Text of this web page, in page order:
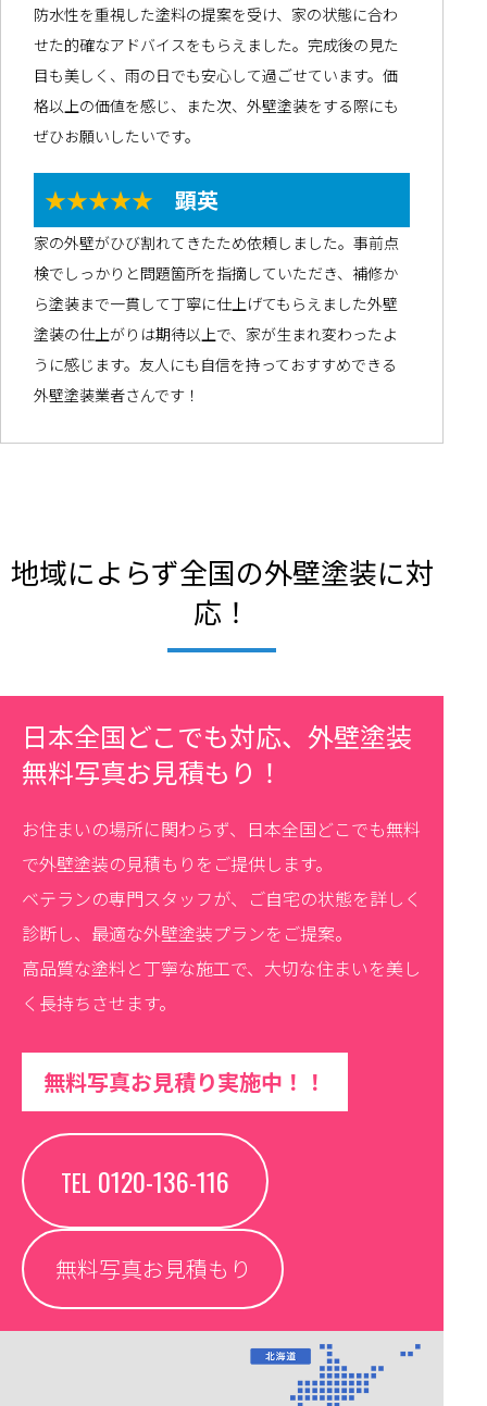
防水性を重視した塗料の提案を受け、家の状態に合わ
せた的確なアドバイスをもらえました。完成後の見た
目も美しく、雨の日でも安心して過ごせています。価
格以上の価値を感じ、また次、外壁塗装をする際にも
ぜひお願いしたいです。
★★★★★ 顕英
家の外壁がひび割れてきたため依頼しました。事前点
検でしっかりと問題箇所を指摘していただき、補修か
ら塗装まで一貫して丁寧に仕上げてもらえました外壁
塗装の仕上がりは期待以上で、家が生まれ変わったよ
うに感じます。友人にも自信を持っておすすめできる
外壁塗装業者さんです！
地域によらず全国の外壁塗装に対
応！
日本全国どこでも対応、外壁塗装
無料写真お見積もり！
お住まいの場所に関わらず、日本全国どこでも無料
で外壁塗装の見積もりをご提供します。
ベテランの専門スタッフが、ご自宅の状態を詳しく
診断し、最適な外壁塗装プランをご提案。
高品質な塗料と丁寧な施工で、大切な住まいを美し
く長持ちさせます。
無料写真お見積り実施中！！
TEL 0120-136-116
無料写真お見積もり